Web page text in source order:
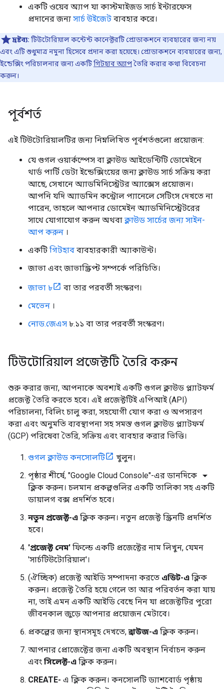
একটি ওয়েব অ্যাপ যা কাস্টমাইজড সার্চ ইন্টারফেস
প্রদানের জন্য সার্চ উইজেট ব্যবহার করে।
দ্রষ্টব্য: টিউটোরিয়াল কন্টেন্ট কানেক্টরটি প্রোডাকশনে ব্যবহারের জন্য নয়
এবং এটি শুধুমাত্র নমুনা হিসেবে প্রদান করা হয়েছে। প্রোডাকশনে ব্যবহারের জন্য,
ইন্ডেক্সিং পরিচালনার জন্য একটিগিটহাব অ্যাপতৈরি করার কথা বিবেচনা
করুন।
পূর্বশর্ত
এই টিউটোরিয়ালটির জন্য নিম্নলিখিত পূর্বশর্তগুলো প্রয়োজন:
যে গুগল ওয়ার্কস্পেস বা ক্লাউড আইডেন্টিটি ডোমেইনে
থার্ড পার্টি ডেটা ইন্ডেক্সিংয়ের জন্য ক্লাউড সার্চ সক্রিয় করা
আছে, সেখানে অ্যাডমিনিস্ট্রেটর অ্যাক্সেস প্রয়োজন।
আপনি যদি অ্যাডমিন কন্ট্রোল প্যানেলে সেটিংস দেখতে না
পারেন, তাহলে আপনার ডোমেইন অ্যাডমিনিস্ট্রেটরের
সাথে যোগাযোগ করুন অথবাক্লাউড সার্চের জন্য সাইন-
আপ করুন ।
একটি গিটহাব ব্যবহারকারী অ্যাকাউন্ট।
জাভা এবং জাভাস্ক্রিপ্ট সম্পর্কে পরিচিতি।
জাভা ৮
বা তার পরবর্তী সংস্করণ।
মেভেন ।
নোড.জেএস ৮.১১ বা তার পরবর্তী সংস্করণ।
টিউটোরিয়াল প্রজেক্টটি তৈরি করুন
শুরু করার জন্য, আপনাকে অবশ্যই একটি গুগল ক্লাউড প্ল্যাটফর্ম
প্রজেক্ট তৈরি করতে হবে। এই প্রজেক্টটিই এপিআই (API)
পরিচালনা, বিলিং চালু করা, সহযোগী যোগ করা ও অপসারণ
করা এবং অনুমতি ব্যবস্থাপনা সহ সমস্ত গুগল ক্লাউড প্ল্যাটফর্ম
(GCP) পরিষেবা তৈরি, সক্রিয় এবং ব্যবহার করার ভিত্তি।
গুগল ক্লাউড কনসোলটি
খুলুন।
পৃষ্ঠার শীর্ষে, "Google Cloud Console"-এর ডানদিকে arrow_drop_down
ক্লিক করুন। চলমান প্রকল্পগুলির একটি তালিকা সহ একটি
ডায়ালগ বক্স প্রদর্শিত হবে।
নতুন প্রজেক্ট-এ ক্লিক করুন। নতুন প্রজেক্ট স্ক্রিনটি প্রদর্শিত
হবে।
'প্রজেক্ট নেম' ফিল্ডে একটি প্রজেক্টের নাম লিখুন, যেমন
'সার্চটিউটোরিয়াল'।
(ঐচ্ছিক) প্রজেক্ট আইডি সম্পাদনা করতে এডিট-এ ক্লিক
করুন। প্রজেক্ট তৈরি হয়ে গেলে তা আর পরিবর্তন করা যায়
না, তাই এমন একটি আইডি বেছে নিন যা প্রজেক্টটির পুরো
জীবনকাল জুড়ে আপনার প্রয়োজন মেটাবে।
প্রকল্পের জন্য স্থানসমূহ দেখতে,ব্রাউজ-এ ক্লিক করুন।
আপনার প্রোজেক্টের জন্য একটি অবস্থান নির্বাচন করুন
এবং সিলেক্ট-এ ক্লিক করুন।
CREATE- এ ক্লিক করুন। কনসোলটি ড্যাশবোর্ড পৃষ্ঠায়